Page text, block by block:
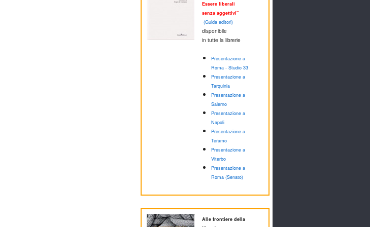
Essere liberali
senza aggettivi"
(Guida editori)
disponibile
in tutte la librerie
Presentazione a
Roma - Studio 33
Presentazione a
Tarquinia
Presentazione a
Salerno
Presentazione a
Napoli
Presentazione a
Teramo
Presentazione a
Viterbo
Presentazione a
Roma (Senato)
Alle frontiere della